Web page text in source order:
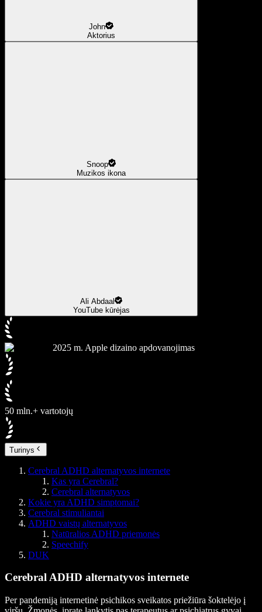
John
Aktorius
Snoop
Muzikos ikona
Ali Abdaal
YouTube kūrėjas
2025 m. Apple dizaino apdovanojimas
50 mln.+ vartotojų
Turinys
Cerebral ADHD alternatyvos internete
Kas yra Cerebral?
Cerebral alternatyvos
Kokie yra ADHD simptomai?
Cerebral stimuliantai
ADHD vaistų alternatyvos
Natūralios ADHD priemonės
Speechify
DUK
Cerebral ADHD alternatyvos internete
Per pandemiją internetinė psichikos sveikatos priežiūra šoktelėjo į